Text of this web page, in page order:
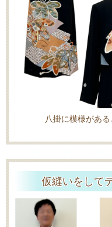
八掛に模様があ
仮縫いをして